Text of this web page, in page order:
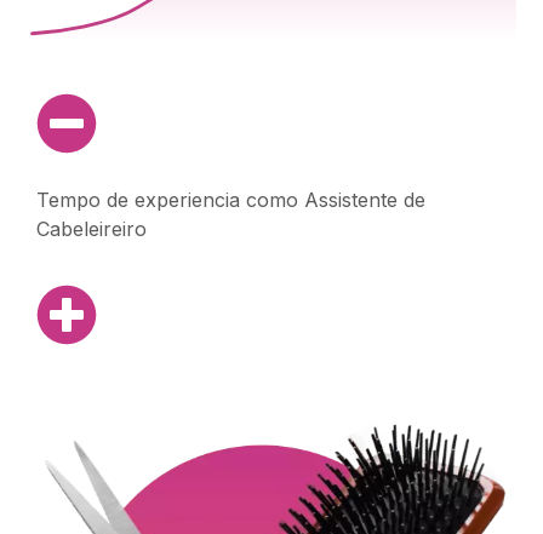
Tempo de experiencia como Assistente de
Cabeleireiro